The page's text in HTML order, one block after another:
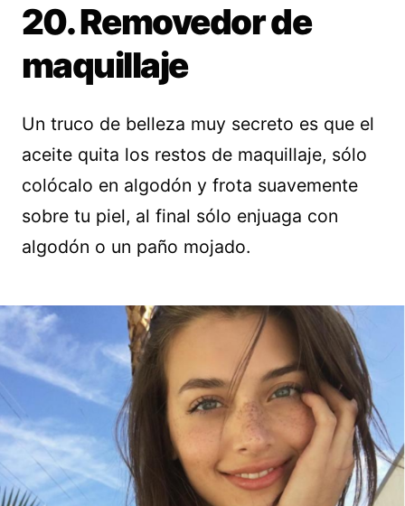
20. Removedor de
maquillaje
Un truco de belleza muy secreto es que el
aceite quita los restos de maquillaje, sólo
colócalo en algodón y frota suavemente
sobre tu piel, al final sólo enjuaga con
algodón o un paño mojado.